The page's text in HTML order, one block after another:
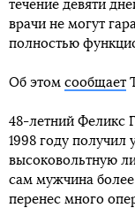
течение девяти
врачи не могут
полностью
Об этом сообщает
48-летний Феликс
1998 году получил
высоковольтную
сам мужчина
перенес много